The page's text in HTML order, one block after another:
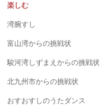
楽しむ
湾腕すし
富山湾からの挑戦状
駿河湾しずまえからの挑戦状
北九州市からの挑戦状
おすおすしのうたダンス